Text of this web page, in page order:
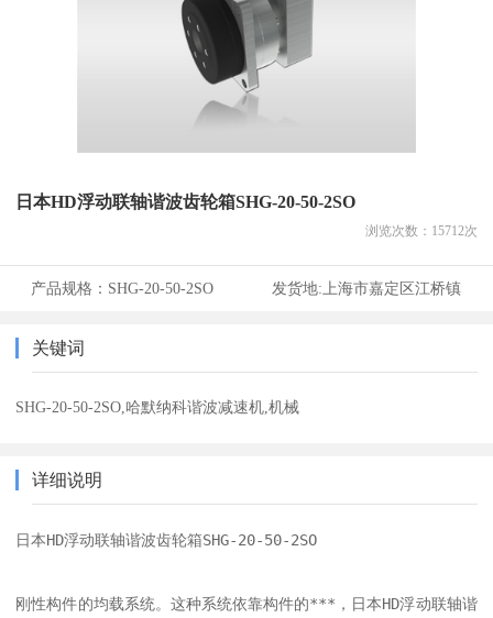
日本HD浮动联轴谐波齿轮箱SHG-20-50-2SO
浏览次数： 15712次
产品规格： SHG-20-50-2SO 发货地: 上海市嘉定区江桥镇
关键词
SHG-20-50-2SO,哈默纳科谐波减速机,机械
详细说明
日本HD浮动联轴谐波齿轮箱SHG-20-50-2SO
刚性构件的均载系统。这种系统依靠构件的***，日本HD浮动联轴谐